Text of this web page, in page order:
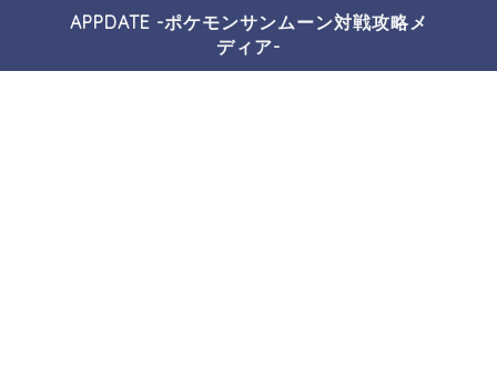
APPDATE -ポケモンサンムーン対戦攻略メ
ディア-